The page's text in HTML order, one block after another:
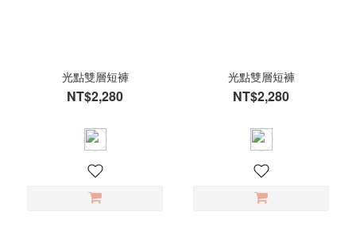
光點雙層短褲
NT$2,280
光點雙層短褲
NT$2,280